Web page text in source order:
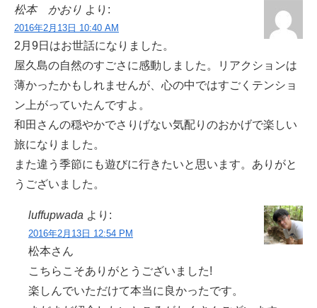
松本 かおり より:
2016年2月13日 10:40 AM
2月9日はお世話になりました。
屋久島の自然のすごさに感動しました。リアクションは
薄かったかもしれませんが、心の中ではすごくテンショ
ン上がっていたんですよ。
和田さんの穏やかでさりげない気配りのおかげで楽しい
旅になりました。
また違う季節にも遊びに行きたいと思います。ありがと
うございました。
luffupwada より:
2016年2月13日 12:54 PM
松本さん
こちらこそありがとうございました!
楽しんでいただけて本当に良かったです。